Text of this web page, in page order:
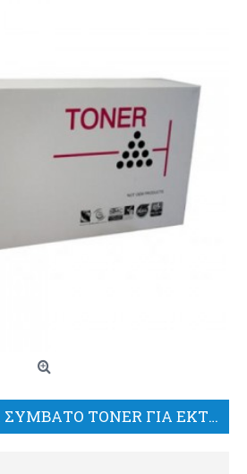
HP CE252A/504A ΣΥΜΒΑΤΟ TONER ΓΙΑ ΕΚΤΥΠΩΤΕΣ CM 3530/CP3525/PK